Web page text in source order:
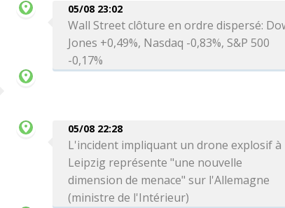
05/08 23:02
Wall Street clôture en ordre dispersé:
Jones +0,49%, Nasdaq -0,83%, S&P 500
-0,17%
05/08 22:28
L'incident impliquant un drone explosif à
Leipzig représente "une nouvelle
dimension de menace" sur l'Allemagne
(ministre de l'Intérieur)